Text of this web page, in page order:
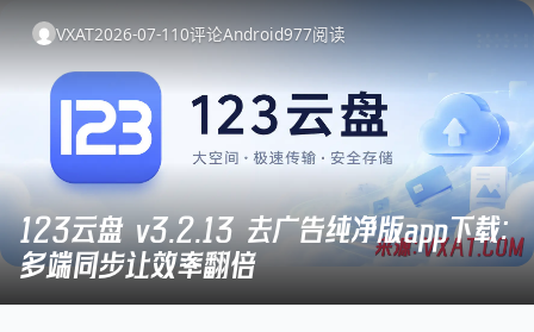
VXAT2026-07-110评论Android977阅读
123云盘 v3.2.13 去广告纯净版app下载：
多端同步让效率翻倍